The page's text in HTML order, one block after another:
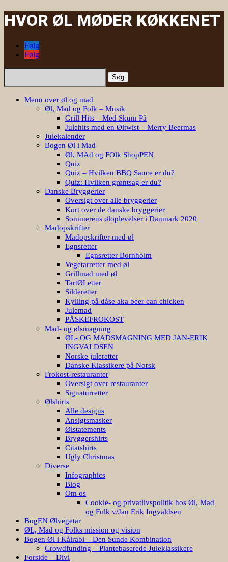
HVOR ØL MØDER KØKKENET
Følg
Følg
Søg
Menu over øl og mad
Øl, Mad og Folk – Musik
Grill Hits – Med Skum På
Julehits med en Øltwist – Merry Beermas
Julekalender
Bogen Øl i Mad
Øl, MAd og FOlk ShopPEN
Quiz
Quiz – Hvilken BBQ Sauce er du?
Quiz: Hvilken grøntsag er du?
Danske Bryggerier
Oversigt over alle bryggerier
Kort over de danske bryggerier
Sommerens øloplevelser i Danmark 2020
Madopskrifter
Madopskrifter med øl
Egnsretter
Egnsretter Bornholm
Vegetarretter med øl
Grillmad med øl
TartØLetter
Silderetter
Kylling på dåse aka beer can chicken
Julemad
PÅSKEFROKOST
Mad- og ølsmagning
ØL- OG MADSMAGNING MED JAN-ERIK
INGVALDSEN
Norske juleretter
Danske Klassikere på Norsk
Frokost-restauranter
Oversigt over restauranter
Signaturretter
Ølshirts
Alle designs
Ansigtsmasker
Ølstatements
Bryggershirts
Citatshirts
Ugly Christmas
Diverse
Infographics
Blog
Om os
Cookie- og privatlivspolitik hos Øl, Mad
og Folk v/Jan Erik Ingvaldsen
BogEN Ølvegetar
ØL, Mad og Folks mission og vision
Bogen Øl i Kålrabi – Den Sunde Kombination
Crowdfunding – Plantebaserede Juleklassikere
Forside – Divi